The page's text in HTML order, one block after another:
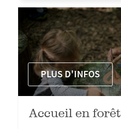
PLUS D'INFOS
Accueil en forêt